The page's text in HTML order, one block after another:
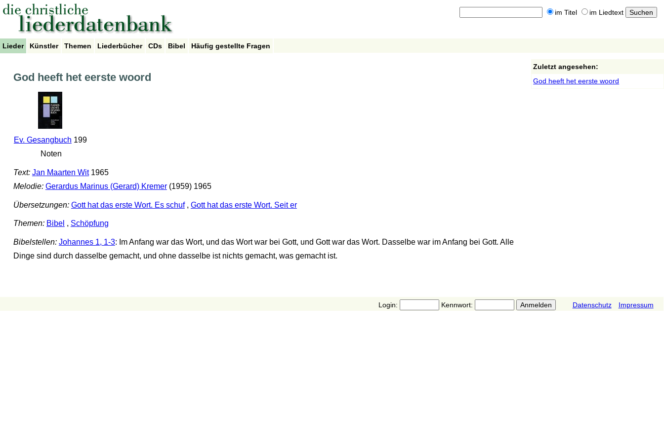
im Titel im Liedtext
Lieder Künstler Themen Liederbücher CDs Bibel Häufig gestellte Fragen
God heeft het eerste woord
Ev. Gesangbuch 199
Noten
Text: Jan Maarten Wit1965
Melodie: Gerardus Marinus (Gerard) Kremer(1959) 1965
Übersetzungen: Gott hat das erste Wort. Es schuf, Gott hat das erste Wort. Seit er
Themen: Bibel , Schöpfung
Bibelstellen: Johannes 1, 1-3: Im Anfang war das Wort, und das Wort war bei Gott, und Gott war das Wort. Dasselbe war im Anfang bei Gott. Alle
Dinge sind durch dasselbe gemacht, und ohne dasselbe ist nichts gemacht, was gemacht ist.
Zuletzt angesehen:
God heeft het eerste woord
Login: Kennwort: Datenschutz Impressum